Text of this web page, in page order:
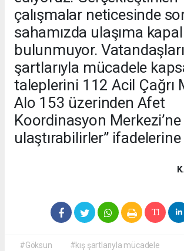
çalışmalar neticesinde
sahamızda ulaşıma
bulunmuyor.
şartlarıyla mücadele
taleplerini 112 Acil Çağrı
Alo 153 üzerinden Afet
Koordinasyon Merkezi’ne
ulaştırabilirler”
#Göksun #kış şartlarıyla mücadele